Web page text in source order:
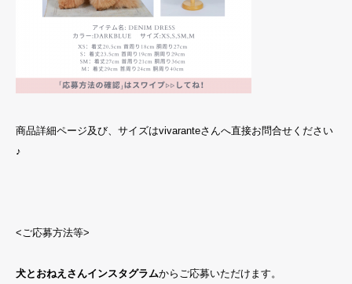
商品詳細ページ及び、サイズはvivaranteさんへ直接お問合せください
♪
<ご応募方法等>
犬とおねえさんインスタグラムからご応募いただけます。